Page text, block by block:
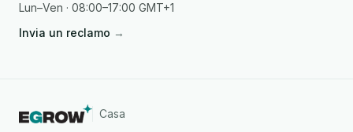
Lun–Ven · 08:00–17:00 GMT+1
Invia un reclamo →
Casa